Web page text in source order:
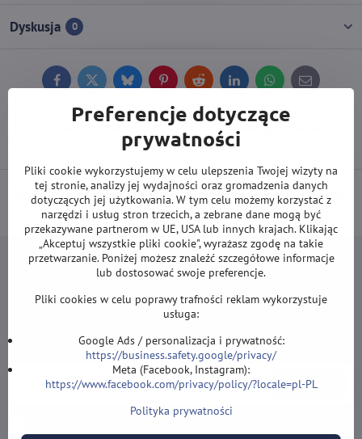
Dyskusja 0
FacebookTwitterBlueskyPinterestReddit LinkedInWhatsApp
E-
Następny produkt
DARMOWA wysyłka od 500 zł(obowiązuje przy płatności przelewem
lub kartą).
Newsletter
Zapisz się do naszego newslettera:
Subskrybuj
Preferencje dotyczące
prywatności
Pliki cookie wykorzystujemy w celu ulepszenia Twojej wizyty na
tej stronie, analizy jej wydajności oraz gromadzenia danych
dotyczących jej użytkowania. W tym celu możemy korzystać z
narzędzi i usług stron trzecich, a zebrane dane mogą być
przekazywane partnerom w UE, USA lub innych krajach. Klikając
„Akceptuj wszystkie pliki cookie", wyrażasz zgodę na takie
przetwarzanie. Poniżej możesz znaleźć szczegółowe informacje
lub dostosować swoje preferencje.
Pliki cookies w celu poprawy trafności reklam wykorzystuje
usługa:
Google Ads / personalizacja i prywatność:
https://business.safety.google/privacy/
Meta (Facebook, Instagram):
https://www.facebook.com/privacy/policy/?locale=pl-PL
Polityka prywatności